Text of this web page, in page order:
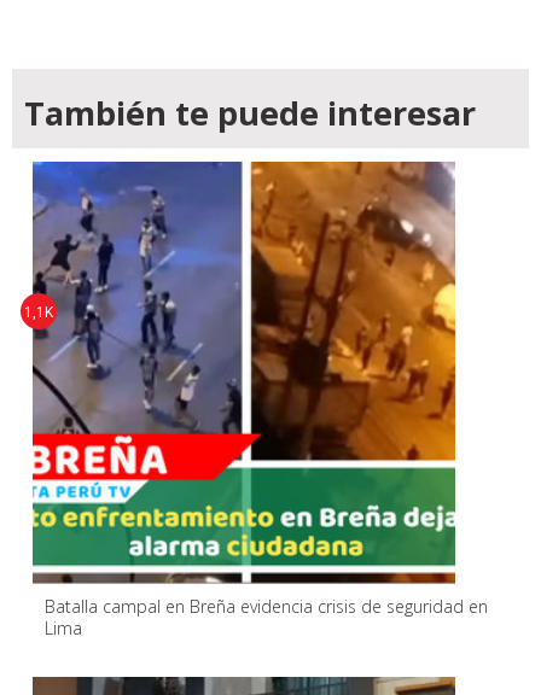
También te puede interesar
Batalla campal en Breña evidencia crisis de seguridad en
Lima
1,1K